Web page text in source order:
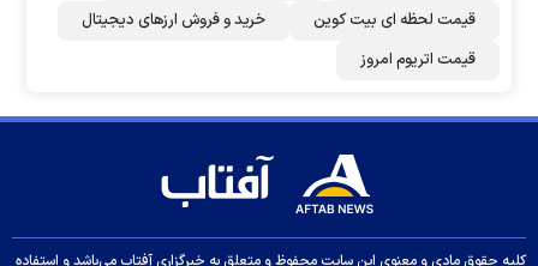
قیمت لحظه ای بیت کوین
خرید و فروش ارزهای دیجیتال
قیمت اتریوم امروز
کلیه حقوق مادی و معنوی این سایت محفوظ و متعلق به خبرگزاری آفتاب می‌باشد و استفاده